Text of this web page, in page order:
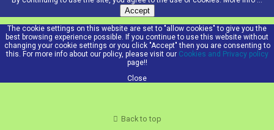
Accept
The cookie settings on this website are set to "allow cookies" to give you the
best browsing experience possible. If you continue to use this website without
changing your cookie settings or you click "Accept" then you are consenting to
this. For more info about our policy, please visit our Cookies and Privacy policy
page!!
Close
Back to top